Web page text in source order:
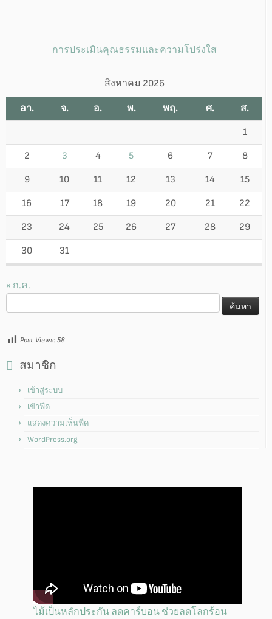
การประเมินคุณธรรมและความโปร่งใส
สิงหาคม 2026
อา. จ. อ. พ. พฤ. ศ. ส.
1
2 3 4 5 6 7 8
9 10 11 12 13 14 15
16 17 18 19 20 21 22
23 24 25 26 27 28 29
30 31
« ก.ค.
สำหรับ:
Post Views: 58
สมาชิก
เข้าสู่ระบบ
เข้าฟีด
แสดงความเห็นฟีด
WordPress.org
ไม้เป็นหลักประกัน ลดคาร์บอน ช่วยลดโลกร้อน